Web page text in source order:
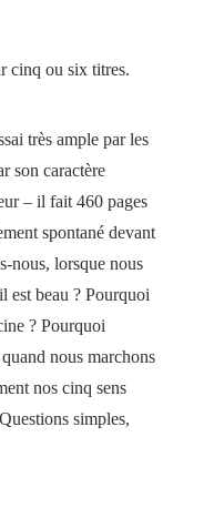
cinq ou six titres.
très ample par les
son caractère
– il fait 460 pages
spontané devant
nous, lorsque nous
est beau ? Pourquoi
? Pourquoi
nous marchons
nos cinq sens
simples,